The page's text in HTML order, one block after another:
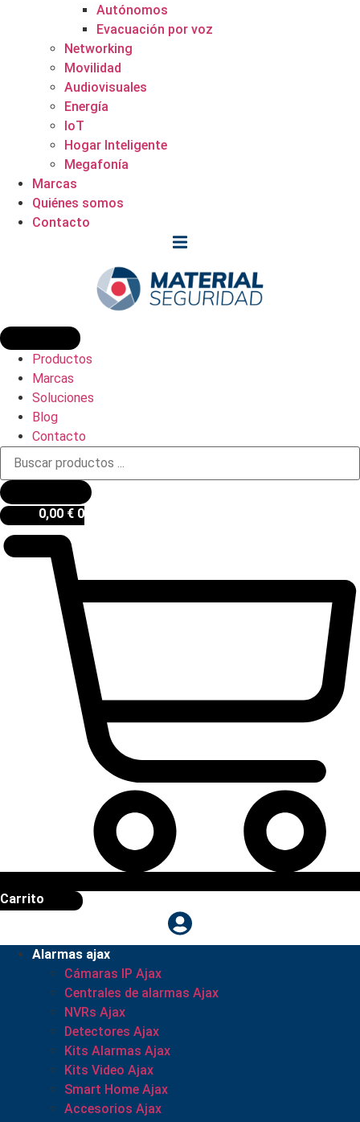
Autónomos
Evacuación por voz
Networking
Movilidad
Audiovisuales
Energía
IoT
Hogar Inteligente
Megafonía
Marcas
Quiénes somos
Contacto
Productos
Marcas
Soluciones
Blog
Contacto
Búsqueda
productos
0,00 € 0
Carrito
Alarmas ajax
Cámaras IP Ajax
Centrales de alarmas Ajax
NVRs Ajax
Detectores Ajax
Kits Alarmas Ajax
Kits Video Ajax
Smart Home Ajax
Accesorios Ajax